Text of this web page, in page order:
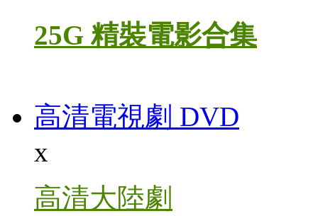
25G 精裝電影合集
高清電視劇 DVD
x
高清大陸劇